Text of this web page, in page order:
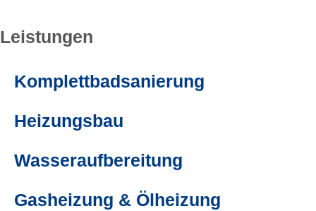
Leistungen
Komplettbadsanierung
Heizungsbau
Wasseraufbereitung
Gasheizung & Ölheizung